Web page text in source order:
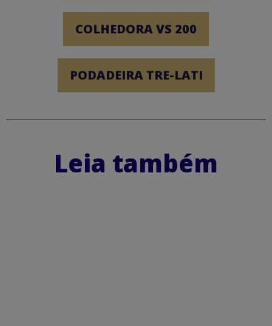
COLHEDORA VS 200
PODADEIRA TRE-LATI
Leia também